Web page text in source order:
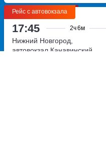
Рейс с автовокзала
17:45 2ч6м
Нижний Новгород,
автовокзал Канавинский